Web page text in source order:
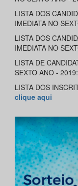
LISTA DOS
IMEDIATA NO
LISTA DOS
IMEDIATA NO
LISTA DE
SEXTO ANO - 2019:
LISTA DOS
clique aqui